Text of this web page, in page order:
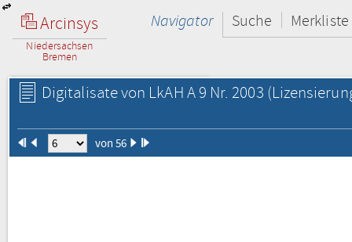
Arcinsys
Niedersachsen
Bremen
Navigator Suche Merkliste
Digitalisate von LkAH A 9 Nr. 2003
von 56